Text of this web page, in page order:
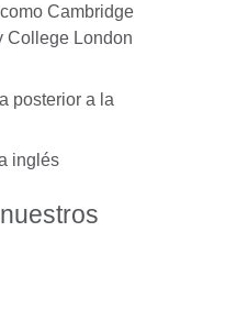
Cambridge
College London
posterior a la
inglés